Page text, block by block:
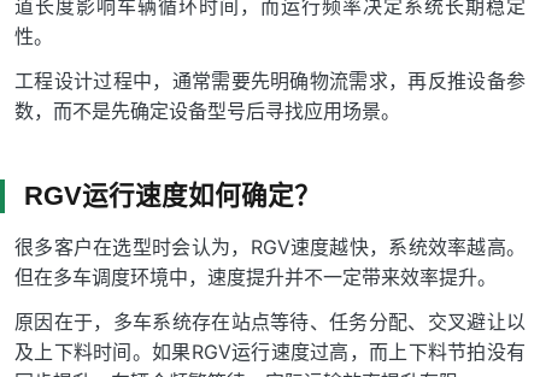
道长度影响车辆循环时间，而运行频率决定系统长期稳定
性。
工程设计过程中，通常需要先明确物流需求，再反推设备参
数，而不是先确定设备型号后寻找应用场景。
RGV运行速度如何确定？
很多客户在选型时会认为，RGV速度越快，系统效率越高。
但在多车调度环境中，速度提升并不一定带来效率提升。
原因在于，多车系统存在站点等待、任务分配、交叉避让以
及上下料时间。如果RGV运行速度过高，而上下料节拍没有